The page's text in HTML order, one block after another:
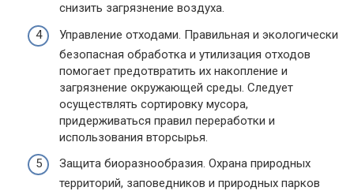
снизить загрязнение воздуха.
Управление отходами. Правильная и экологически
безопасная обработка и утилизация отходов
помогает предотвратить их накопление и
загрязнение окружающей среды. Следует
осуществлять сортировку мусора,
придерживаться правил переработки и
использования вторсырья.
Защита биоразнообразия. Охрана природных
территорий, заповедников и природных парков